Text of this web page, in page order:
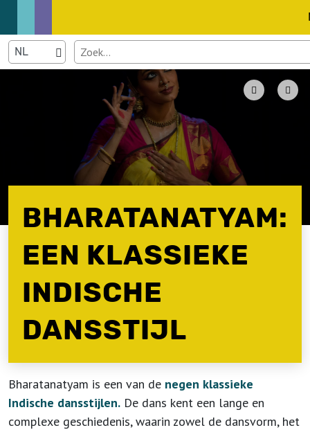
BHARATANATYAM:
EEN KLASSIEKE
INDISCHE
DANSSTIJL
Bharatanatyam is een van de negen klassieke
Indische dansstijlen. De dans kent een lange en
complexe geschiedenis, waarin zowel de dansvorm, het